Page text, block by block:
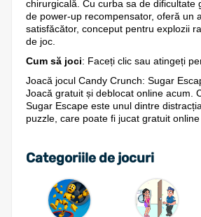
chirurgicală. Cu curba sa de dificultate
de power-up recompensator, oferă un
satisfăcător, conceput pentru explozii
de joc.
Cum să joci: Faceți clic sau atingeți
Joacă jocul Candy Crunch: Sugar
Joacă gratuit și deblocat online acum.
Sugar Escape este unul dintre
puzzle, care poate fi jucat gratuit
Categoriile de jocuri